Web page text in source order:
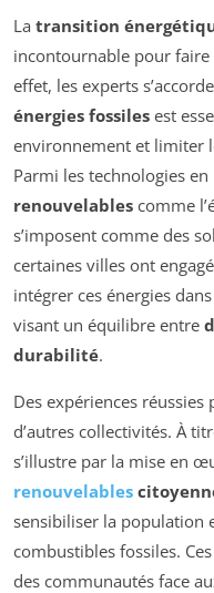
La transition
incontournable pour faire
effet, les experts
énergies fossiles est
environnement et limiter
Parmi les technologies
renouvelables comme
s’imposent comme des
certaines villes ont
intégrer ces énergies
visant un équilibre entre
durabilité.
Des expériences
d’autres collectivités. À
s’illustre par la mise en
renouvelables
sensibiliser la population
combustibles fossiles.
des communautés face